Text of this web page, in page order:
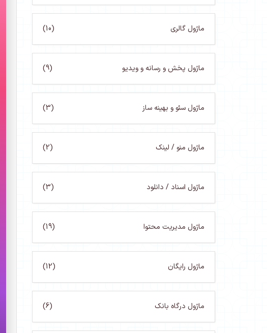
ماژول گالری (10)
ماژول پخش و رسانه و ویدیو (9)
ماژول سئو و بهینه ساز (3)
ماژول منو / لینک (2)
ماژول اسناد / دانلود (3)
ماژول مدیریت محتوا (19)
ماژول رایگان (12)
ماژول درگاه بانک (6)